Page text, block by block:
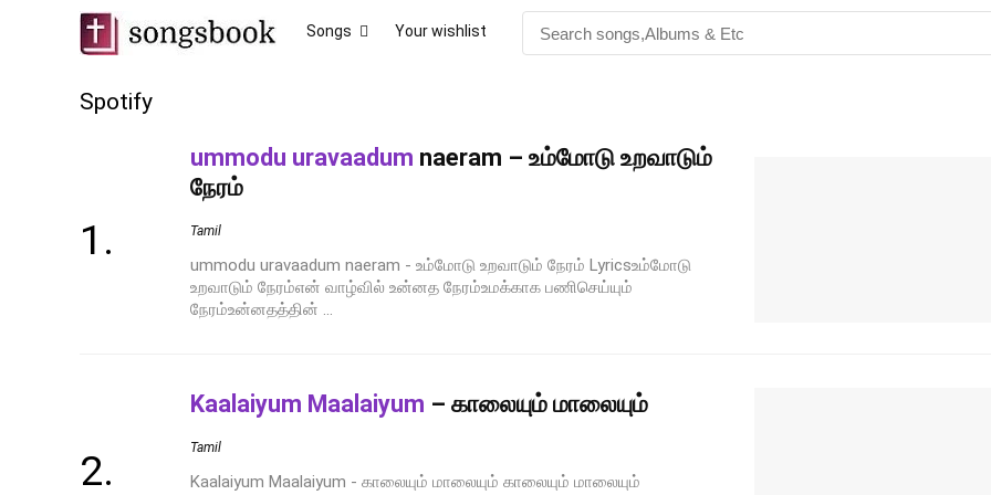
Songs Your wishlist
Spotify
ummodu uravaadum naeram – உம்மோடு உறவாடும்
நேரம்
Tamil
ummodu uravaadum naeram - உம்மோடு உறவாடும் நேரம் Lyricsஉம்மோடு
உறவாடும் நேரம்என் வாழ்வில் உன்னத நேரம்உமக்காக பணிசெய்யும்
நேரம்உன்னதத்தின் ...
Kaalaiyum Maalaiyum – காலையும் மாலையும்
Tamil
Kaalaiyum Maalaiyum - காலையும் மாலையும் காலையும் மாலையும்